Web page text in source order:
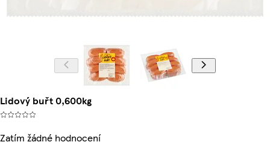
Lidový buřt 0,600kg
Zatím žádné hodnocení